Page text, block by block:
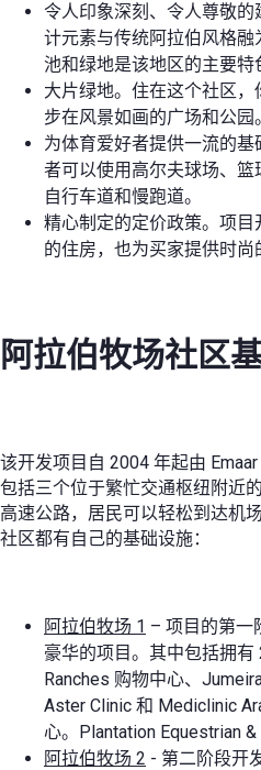
令人印象深刻、令人尊敬
计元素与传统阿拉伯风格
池和绿地是该地区的主要特
大片绿地。住在这个社区
步在风景如画的广场和公园。
为体育爱好者提供一流的
者可以使用高尔夫球场、篮
自行车道和慢跑道。
精心制定的定价政策。项
的住房，也为买家提供时尚
阿拉伯牧场社区
该开发项目自 2004 年起由
包括三个位于繁忙交通枢纽附近
高速公路，居民可以轻松到达机
社区都有自己的基础设施：
阿拉伯牧场 1 – 项目的第一
豪华的项目。其中包括拥有
Ranches 购物中心、
Aster Clinic 和 Mediclinic
心。Plantation Equestrian &
阿拉伯牧场 2 - 第二阶段开